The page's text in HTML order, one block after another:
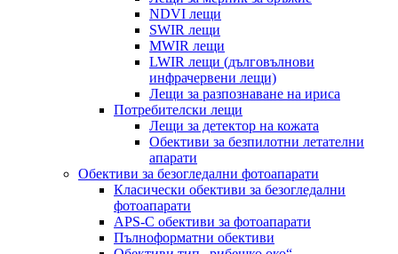
NDVI лещи
SWIR лещи
MWIR лещи
LWIR лещи (дълговълнови
инфрачервени лещи)
Лещи за разпознаване на ириса
Потребителски лещи
Лещи за детектор на кожата
Обективи за безпилотни летателни
апарати
Обективи за безогледални фотоапарати
Класически обективи за безогледални
фотоапарати
APS-C обективи за фотоапарати
Пълноформатни обективи